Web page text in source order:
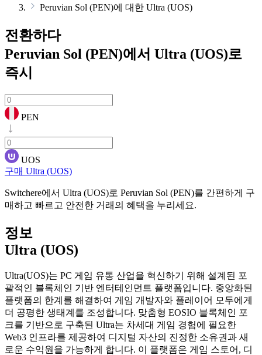
Peruvian Sol (PEN)에 대한 Ultra (UOS)
전환하다
Peruvian Sol (PEN)에서 Ultra (UOS)로
즉시
PEN
UOS
구매 Ultra (UOS)
Switchere에서 Ultra (UOS)로 Peruvian Sol (PEN)를 간편하게 구
매하고 빠르고 안전한 거래의 혜택을 누리세요.
정보
Ultra (UOS)
Ultra(UOS)는 PC 게임 유통 산업을 혁신하기 위해 설계된 포
괄적인 블록체인 기반 엔터테인먼트 플랫폼입니다. 중앙화된
플랫폼의 한계를 해결하여 게임 개발자와 플레이어 모두에게
더 공평한 생태계를 조성합니다. 맞춤형 EOSIO 블록체인 포
크를 기반으로 구축된 Ultra는 차세대 게임 경험에 필요한
Web3 인프라를 제공하여 디지털 자산의 진정한 소유권과 새
로운 수익원을 가능하게 합니다. 이 플랫폼은 게임 스토어, 디